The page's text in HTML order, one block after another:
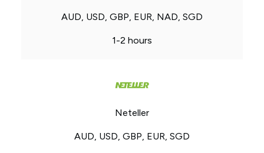
AUD, USD, GBP, EUR, NAD, SGD
1-2 hours
Neteller
AUD, USD, GBP, EUR, SGD